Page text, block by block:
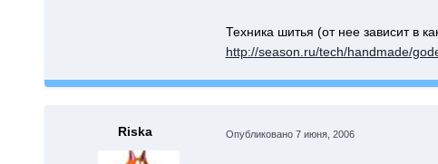
Техника шитья (от нее зависит в
http://season.ru/tech/handmade/
Riska Опубликовано 7 июня, 2006